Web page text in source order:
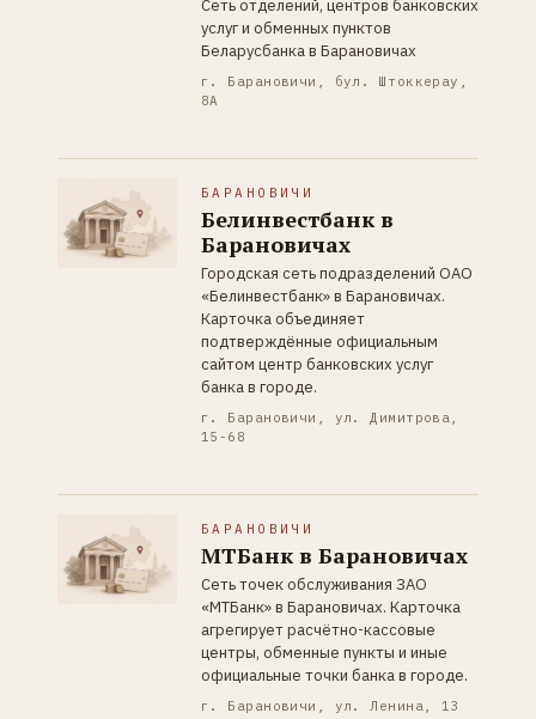
Сеть отделений, центров банковских
услуг и обменных пунктов
Беларусбанка в Барановичах
г. Барановичи, бул. Штоккерау,
8А
БАРАНОВИЧИ
Белинвестбанк в
Барановичах
Городская сеть подразделений ОАО
«Белинвестбанк» в Барановичах.
Карточка объединяет
подтверждённые официальным
сайтом центр банковских услуг
банка в городе.
г. Барановичи, ул. Димитрова,
15-68
БАРАНОВИЧИ
МТБанк в Барановичах
Сеть точек обслуживания ЗАО
«МТБанк» в Барановичах. Карточка
агрегирует расчётно-кассовые
центры, обменные пункты и иные
официальные точки банка в городе.
г. Барановичи, ул. Ленина, 13